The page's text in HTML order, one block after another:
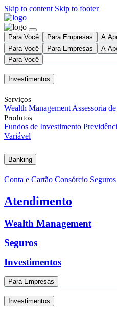
Skip to content Skip to footer
Para Você Para Empresas
A
Para Você
Para Empresas
A
Para Você
Investimentos
Serviços
Wealth Management Assessoria
Produtos
Fundos de Investimento
Variável
Banking
Conta e Cartão Consórcio Seguros
Atendimento
Wealth Management
Seguros
Investimentos
Para Empresas
Investimentos